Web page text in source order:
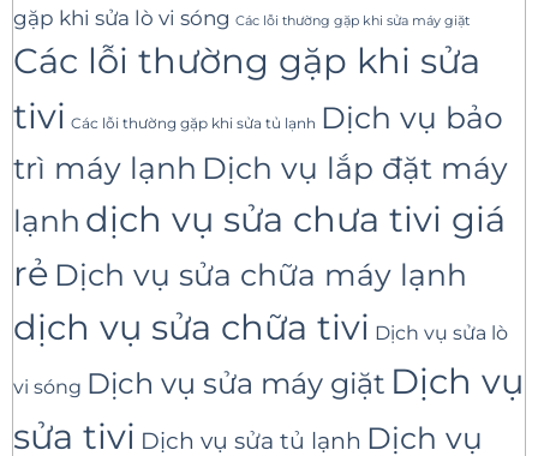
gặp khi sửa lò vi sóng Các lỗi thường gặp khi sửa máy giặt
Các lỗi thường gặp khi sửa
tivi Các lỗi thường gặp khi sửa tủ lạnh Dịch vụ bảo
trì máy lạnh Dịch vụ lắp đặt máy
lạnh dịch vụ sửa chưa tivi giá
rẻ Dịch vụ sửa chữa máy lạnh
dịch vụ sửa chữa tivi Dịch vụ sửa lò
vi sóng Dịch vụ sửa máy giặt Dịch vụ
sửa tivi Dịch vụ sửa tủ lạnh Dịch vụ